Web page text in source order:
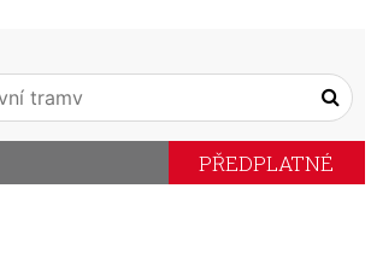
PŘEDPLATNÉ